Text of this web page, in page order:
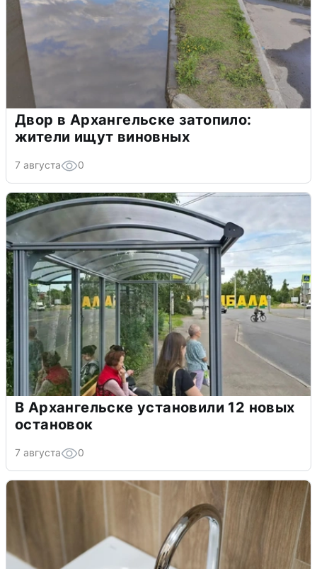
Двор в Архангельске затопило:
жители ищут виновных
7 августа 0
В Архангельске установили 12 новых
остановок
7 августа 0